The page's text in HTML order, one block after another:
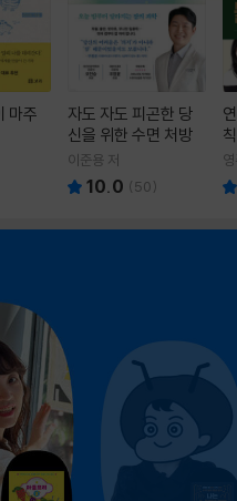
마주
자도 자도 피곤한 당
신을 위한 수면 처방
이준용 저
10.0 (50)
칙